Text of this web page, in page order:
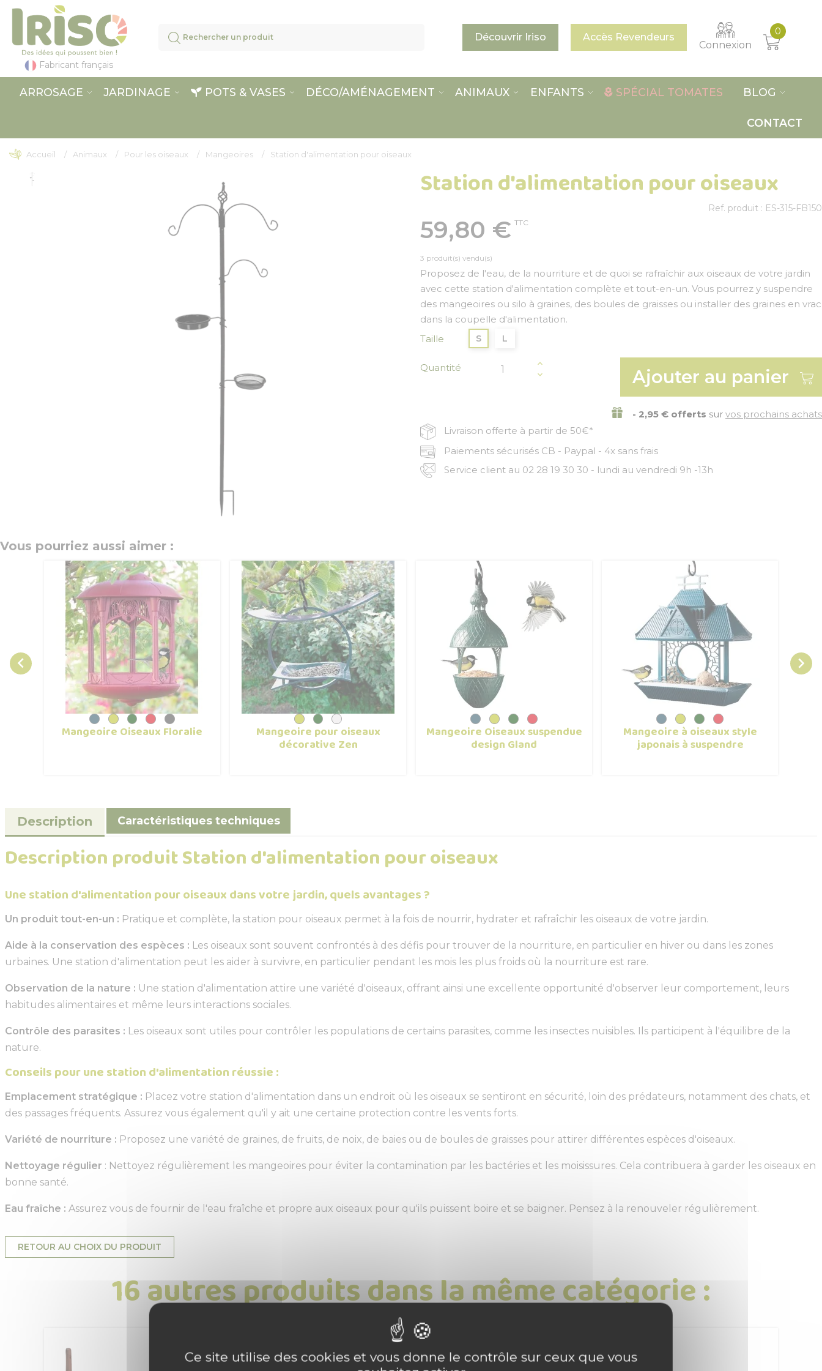
Fabricant français
Découvrir Iriso Accès Revendeurs
Connexion
0
ARROSAGE JARDINAGE POTS & VASES DÉCO/AMÉNAGEMENT ANIMAUX ENFANTS SPÉCIAL TOMATES BLOG
CONTACT
Accueil Animaux Pour les oiseaux Mangeoires Station d'alimentation pour oiseaux
Station d'alimentation pour oiseaux
Ref. produit : ES-315-FB150
59,80 € TTC
3 produit(s) vendu(s)
Proposez de l'eau, de la nourriture et de quoi se rafraîchir aux oiseaux de votre jardin
avec cette station d'alimentation complète et tout-en-un. Vous pourrez y suspendre
des mangeoires ou silo à graines, des boules de graisses ou installer des graines en vrac
dans la coupelle d'alimentation.
Taille
S L
Quantité Ajouter au panier
- 2,95 € offerts sur vos prochains achats
Livraison offerte à partir de 50€*
Paiements sécurisés CB - Paypal - 4x sans frais
Service client au 02 28 19 30 30 - lundi au vendredi 9h -13h
Vous pourriez aussi aimer :

Mangeoire Oiseaux Floralie Mangeoire pour oiseaux
décorative Zen
Mangeoire Oiseaux suspendue
design Gland
Mangeoire à oiseaux style
japonais à suspendre

Description Caractéristiques techniques
Description produit Station d'alimentation pour oiseaux
Une station d'alimentation pour oiseaux dans votre jardin, quels avantages ?
Un produit tout-en-un : Pratique et complète, la station pour oiseaux permet à la fois de nourrir, hydrater et rafraîchir les oiseaux de votre jardin.
Aide à la conservation des espèces : Les oiseaux sont souvent confrontés à des défis pour trouver de la nourriture, en particulier en hiver ou dans les zones
urbaines. Une station d'alimentation peut les aider à survivre, en particulier pendant les mois les plus froids où la nourriture est rare.
Observation de la nature : Une station d'alimentation attire une variété d'oiseaux, offrant ainsi une excellente opportunité d'observer leur comportement, leurs
habitudes alimentaires et même leurs interactions sociales.
Contrôle des parasites : Les oiseaux sont utiles pour contrôler les populations de certains parasites, comme les insectes nuisibles. Ils participent à l'équilibre de la
nature.
Conseils pour une station d'alimentation réussie :
Emplacement stratégique : Placez votre station d'alimentation dans un endroit où les oiseaux se sentiront en sécurité, loin des prédateurs, notamment des chats, et
des passages fréquents. Assurez vous également qu'il y ait une certaine protection contre les vents forts.
Variété de nourriture : Proposez une variété de graines, de fruits, de noix, de baies ou de boules de graisses pour attirer différentes espèces d'oiseaux.
Nettoyage régulier : Nettoyez régulièrement les mangeoires pour éviter la contamination par les bactéries et les moisissures. Cela contribuera à garder les oiseaux en
bonne santé.
Eau fraîche : Assurez vous de fournir de l'eau fraîche et propre aux oiseaux pour qu'ils puissent boire et se baigner. Pensez à la renouveler régulièrement.
RETOUR AU CHOIX DU PRODUIT
16 autres produits dans la même catégorie :
Panneau de gestion des cookies
Ce site utilise des cookies et vous donne le contrôle sur ceux que vous